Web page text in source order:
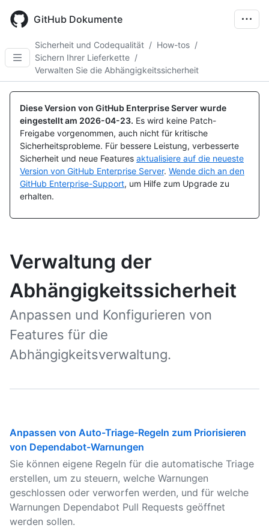
main
GitHub Dokumente
Sicherheit und Codequalität / How-tos /
Sichern Ihrer Lieferkette /
Verwalten Sie die Abhängigkeitssicherheit
Diese Version von GitHub Enterprise Server wurde
eingestellt am 2026-04-23. Es wird keine Patch-
Freigabe vorgenommen, auch nicht für kritische
Sicherheitsprobleme. Für bessere Leistung, verbesserte
Sicherheit und neue Features aktualisiere auf die neueste
Version von GitHub Enterprise Server. Wende dich an den
GitHub Enterprise-Support, um Hilfe zum Upgrade zu
erhalten.
Verwaltung der
Abhängigkeitssicherheit
Anpassen und Konfigurieren von
Features für die
Abhängigkeitsverwaltung.
Anpassen von Auto-Triage-Regeln zum Priorisieren
von Dependabot-Warnungen
Sie können eigene Regeln für die automatische Triage
erstellen, um zu steuern, welche Warnungen
geschlossen oder verworfen werden, und für welche
Warnungen Dependabot Pull Requests geöffnet
werden sollen.